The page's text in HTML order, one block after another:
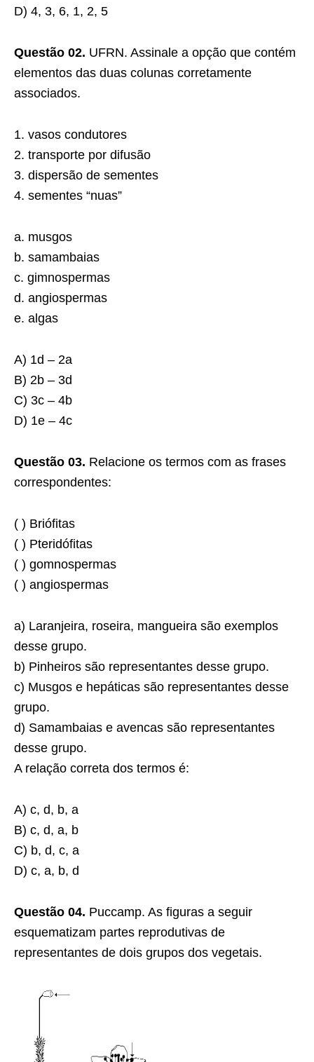
D) 4, 3, 6, 1, 2, 5
Questão 02. UFRN. Assinale a opção que contém
elementos das duas colunas corretamente
associados.
1. vasos condutores
2. transporte por difusão
3. dispersão de sementes
4. sementes “nuas”
a. musgos
b. samambaias
c. gimnospermas
d. angiospermas
e. algas
A) 1d – 2a
B) 2b – 3d
C) 3c – 4b
D) 1e – 4c
Questão 03. Relacione os termos com as frases
correspondentes:
( ) Briófitas
( ) Pteridófitas
( ) gomnospermas
( ) angiospermas
a) Laranjeira, roseira, mangueira são exemplos
desse grupo.
b) Pinheiros são representantes desse grupo.
c) Musgos e hepáticas são representantes desse
grupo.
d) Samambaias e avencas são representantes
desse grupo.
A relação correta dos termos é:
A) c, d, b, a
B) c, d, a, b
C) b, d, c, a
D) c, a, b, d
Questão 04. Puccamp. As figuras a seguir
esquematizam partes reprodutivas de
representantes de dois grupos dos vegetais.